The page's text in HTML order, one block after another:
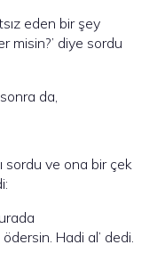
eden bir şey
misin?’ diye sordu
da,
sordu ve ona bir çek
Hadi al’ dedi.